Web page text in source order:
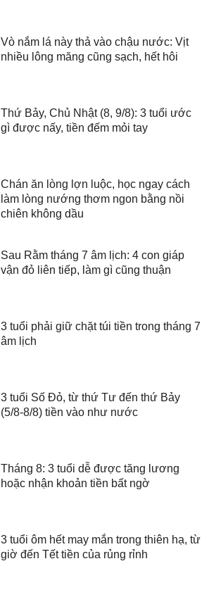
Vò nắm lá này thả vào chậu nước: Vịt
nhiều lông măng cũng sạch, hết hôi
Thứ Bảy, Chủ Nhật (8, 9/8): 3 tuổi ước
gì được nấy, tiền đếm mỏi tay
Chán ăn lòng lợn luộc, học ngay cách
làm lòng nướng thơm ngon bằng nồi
chiên không dầu
Sau Rằm tháng 7 âm lịch: 4 con giáp
vận đỏ liên tiếp, làm gì cũng thuận
3 tuổi phải giữ chặt túi tiền trong tháng 7
âm lịch
3 tuổi Số Đỏ, từ thứ Tư đến thứ Bảy
(5/8-8/8) tiền vào như nước
Tháng 8: 3 tuổi dễ được tăng lương
hoặc nhận khoản tiền bất ngờ
3 tuổi ôm hết may mắn trong thiên hạ, từ
giờ đến Tết tiền của rủng rỉnh